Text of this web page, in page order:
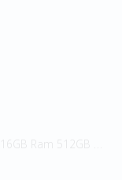
Ram 512GB SSD